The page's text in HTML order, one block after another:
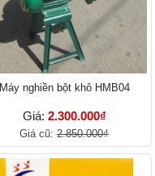
Máy nghiền bột khô HMB04
Giá: 2.300.000₫
Giá cũ: 2.850.000₫